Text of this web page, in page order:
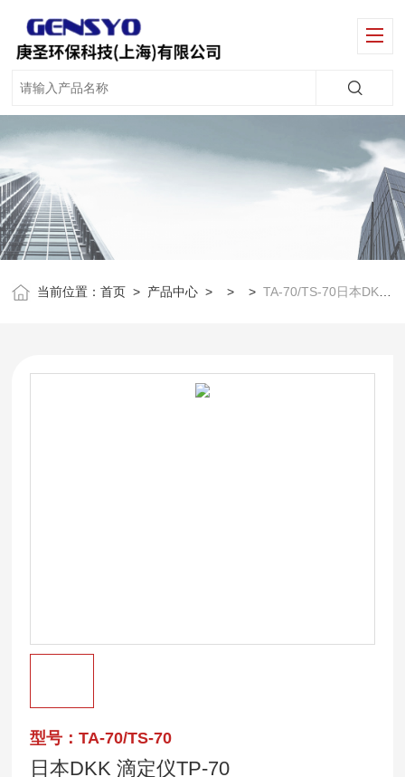
当前位置：首页 > 产品中心 > > >TA-70/TS-70日本DKK 滴定仪TP-70
型号：TA-70/TS-70
日本DKK 滴定仪TP-70